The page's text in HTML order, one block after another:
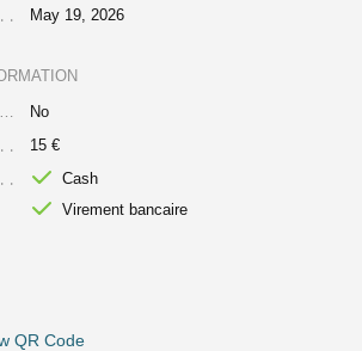
May 19, 2026
Remise en Main-propre Uniquement
No
15 €
Cash
Virement bancaire